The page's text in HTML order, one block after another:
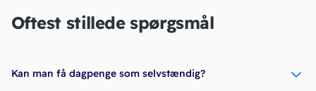
Oftest stillede spørgsmål
Kan man få dagpenge som selvstændig?